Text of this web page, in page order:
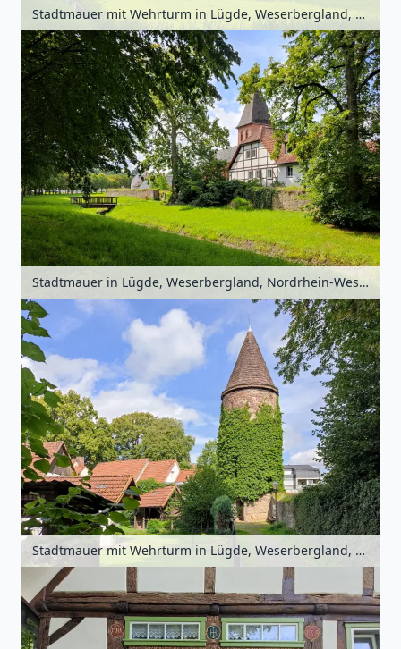
Stadtmauer mit Wehrturm in Lügde, Weserbergland, Nordrhein-Westfalen, Deutschland
Stadtmauer in Lügde, Weserbergland, Nordrhein-Westfalen, Deutschland
Stadtmauer mit Wehrturm in Lügde, Weserbergland, Nordrhein-Westfalen, Deutschland